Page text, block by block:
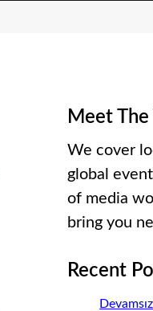
Meet The
We cover
global
of media
bring you
Recent